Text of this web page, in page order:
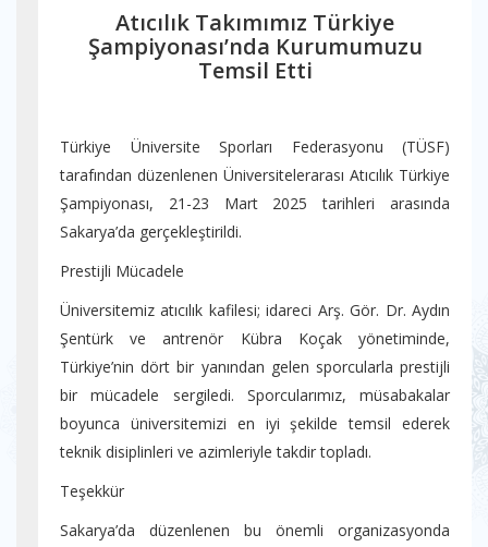
Atıcılık Takımımız Türkiye
Şampiyonası’nda Kurumumuzu
Temsil Etti
Türkiye Üniversite Sporları Federasyonu (TÜSF)
tarafından düzenlenen Üniversitelerarası Atıcılık Türkiye
Şampiyonası, 21-23 Mart 2025 tarihleri arasında
Sakarya’da gerçekleştirildi.
Prestijli Mücadele
Üniversitemiz atıcılık kafilesi; idareci Arş. Gör. Dr. Aydın
Şentürk ve antrenör Kübra Koçak yönetiminde,
Türkiye’nin dört bir yanından gelen sporcularla prestijli
bir mücadele sergiledi. Sporcularımız, müsabakalar
boyunca üniversitemizi en iyi şekilde temsil ederek
teknik disiplinleri ve azimleriyle takdir topladı.
Teşekkür
Sakarya’da düzenlenen bu önemli organizasyonda